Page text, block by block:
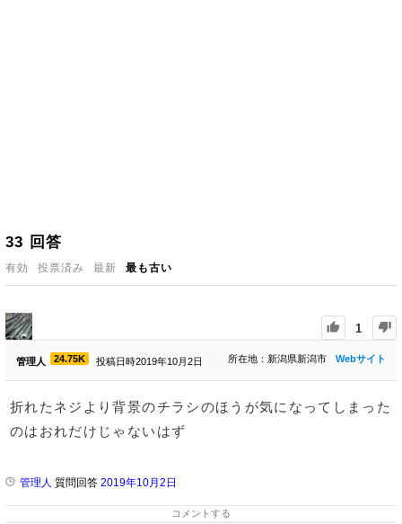
33 回答
有効 投票済み 最新 最も古い
1
管理人 24.75K 投稿日時2019年10月2日 Webサイト
所在地：新潟県新潟市
折れたネジより背景のチラシのほうが気になってしまった
のはおれだけじゃないはず
管理人 質問回答 2019年10月2日
コメントする